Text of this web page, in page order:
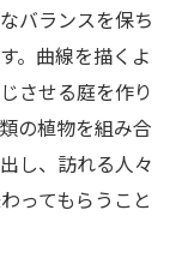
バランスを保ち
。曲線を描くよ
させる庭を作り
の植物を組み合
し、訪れる人々
ってもらうこと